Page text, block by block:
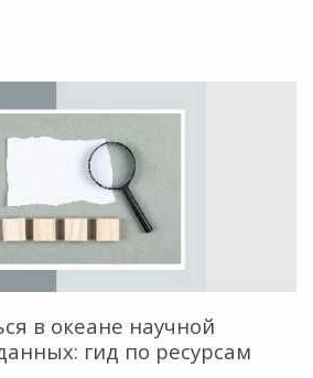
в океане научной
гид по ресурсам